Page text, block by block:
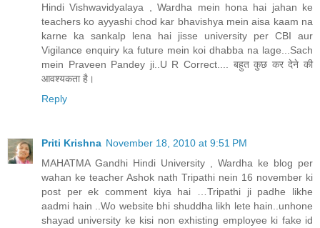
Hindi Vishwavidyalaya , Wardha mein hona hai jahan ke
teachers ko ayyashi chod kar bhavishya mein aisa kaam na
karne ka sankalp lena hai jisse university per CBI aur
Vigilance enquiry ka future mein koi dhabba na lage...Sach
mein Praveen Pandey ji..U R Correct.... बहुत कुछ कर देने की
आवश्यकता है।
Reply
Priti Krishna November 18, 2010 at 9:51 PM
MAHATMA Gandhi Hindi University , Wardha ke blog per
wahan ke teacher Ashok nath Tripathi nein 16 november ki
post per ek comment kiya hai …Tripathi ji padhe likhe
aadmi hain ..Wo website bhi shuddha likh lete hain..unhone
shayad university ke kisi non exhisting employee ki fake id